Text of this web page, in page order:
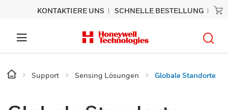
KONTAKTIERE UNS SCHNELLE BESTELLUNG
Support Sensing Lösungen Globale Standorte